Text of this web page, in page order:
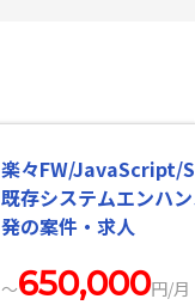
楽々FW/JavaScript/
既存システムエンハ
発の案件・求人
〜650,000円/月